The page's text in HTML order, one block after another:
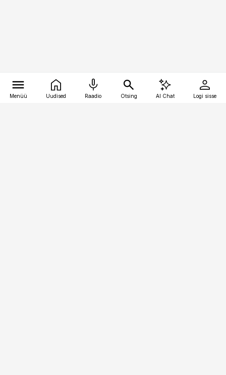
Menüü Uudised Raadio Otsing AI Chat Logi sisse